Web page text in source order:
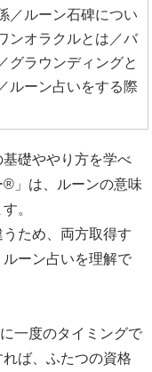
／ルーン石碑につい
ンオラクルとは／バ
グラウンディングと
ルーン占いをする際
基礎ややり方を学べ
」は、ルーンの意味
。
うため、両方取得す
ーン占いを理解で
一度のタイミングで
ば、ふたつの資格